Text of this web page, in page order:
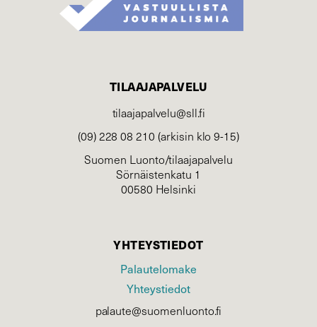
TILAAJAPALVELU
tilaajapalvelu@sll.fi
(09) 228 08 210 (arkisin klo 9-15)
Suomen Luonto/tilaajapalvelu
Sörnäistenkatu 1
00580 Helsinki
YHTEYSTIEDOT
Palautelomake
Yhteystiedot
palaute@suomenluonto.fi